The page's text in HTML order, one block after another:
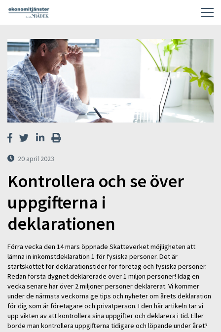
20 april 2023
Kontrollera och se över
uppgifterna i
deklarationen
Förra vecka den 14 mars öppnade Skatteverket möjligheten att
lämna in inkomstdeklaration 1 för fysiska personer. Det är
startskottet för deklarationstider för företag och fysiska personer.
Redan första dygnet deklarerade över 1 miljon personer! Idag en
vecka senare har över 2 miljoner personer deklarerat. Vi kommer
under de närmsta veckorna ge tips och nyheter om årets deklaration
för dig som är företagare och privatperson. I den här artikeln tar vi
upp vikten av att kontrollera sina uppgifter och deklarera i tid. Eller
borde man kontrollera uppgifterna tidigare och löpande under året?